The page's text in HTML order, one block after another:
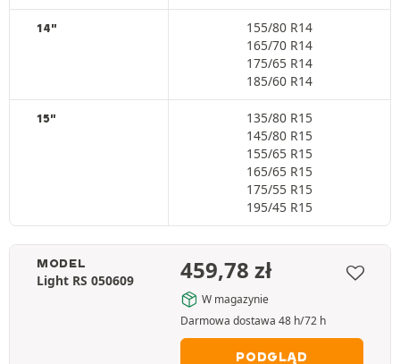
14"
155/80 R14
165/70 R14
175/65 R14
185/60 R14
15"
135/80 R15
145/80 R15
155/65 R15
165/65 R15
175/55 R15
195/45 R15
MODEL
Light RS 050609 459,78 zł
W magazynie
Darmowa dostawa 48 h/72 h
PODGLĄD